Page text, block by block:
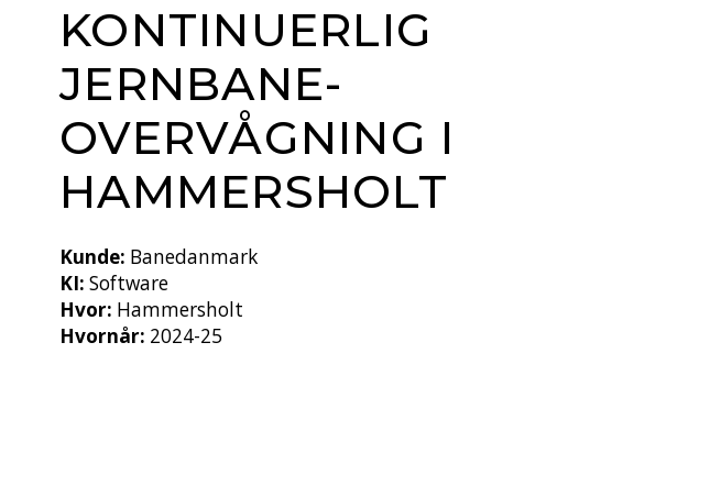
KONTINUERLIG
JERNBANE­
OVERVÅGNING I
HAMMERSHOLT
Kunde: Banedanmark
KI: Software
Hvor: Hammersholt
Hvornår: 2024-25